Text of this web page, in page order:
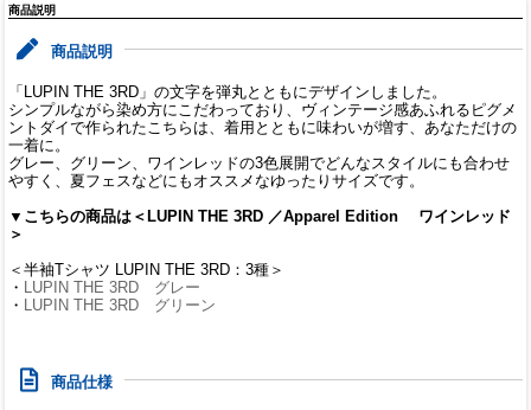
商品説明
商品説明
「LUPIN THE 3RD」の文字を弾丸とともにデザインしました。
シンプルながら染め方にこだわっており、ヴィンテージ感あふれるピグメ
ントダイで作られたこちらは、着用とともに味わいが増す、あなただけの
一着に。
グレー、グリーン、ワインレッドの3色展開でどんなスタイルにも合わせ
やすく、夏フェスなどにもオススメなゆったりサイズです。
▼こちらの商品は＜LUPIN THE 3RD ／Apparel Edition ワインレッド
＞
＜半袖Tシャツ LUPIN THE 3RD：3種＞
・ LUPIN THE 3RD グレー
・ LUPIN THE 3RD グリーン
商品仕様